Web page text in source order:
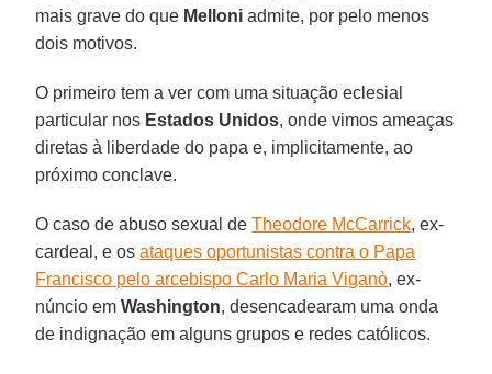
mais grave do que Melloni admite, por pelo menos
dois motivos.
O primeiro tem a ver com uma situação eclesial
particular nos Estados Unidos, onde vimos ameaças
diretas à liberdade do papa e, implicitamente, ao
próximo conclave.
O caso de abuso sexual deTheodore McCarrick, ex-
cardeal, e osataques oportunistas contra o Papa
Francisco pelo arcebispo Carlo Maria Viganò, ex-
núncio emWashington, desencadearam uma onda
de indignação em alguns grupos e redes católicos.